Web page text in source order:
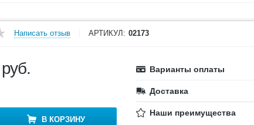
Написать отзыв АРТИКУЛ: 02173
руб.
В КОРЗИНУ
Варианты оплаты
Доставка
Наши преимущества